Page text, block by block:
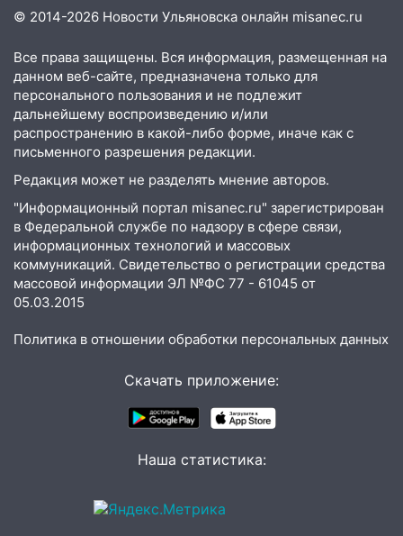
04:47 В Ульяновской области объявили
07.08.2026
20:40 Ульяновские аграрии смогут
купить тракторы с отсрочкой платежа
до декабря
состоялось торжественное
мероприятие, приуроченное к
празднованию Дня сотрудника органов
следствия Российской Федерации
19:30
Ульяновцев приглашают
поддержать «Симбирскую чебурашку»
пилотным регионом проекта
«Культурное долголетие»
Прогноз погоды в Ульяновской
областной больницы поступили шесть
новых аппаратов ИВЛ
© 2014-2026 Новости Ульяновска онлайн misanec.ru
Все права защищены. Вся информация, размещенная на
данном веб-сайте, предназначена только для
персонального пользования и не подлежит
дальнейшему воспроизведению и/или
распространению в какой-либо форме, иначе как с
письменного разрешения редакции.
Редакция может не разделять мнение авторов.
"Информационный портал misanec.ru" зарегистрирован
в Федеральной службе по надзору в сфере связи,
информационных технологий и массовых
коммуникаций. Свидетельство о регистрации средства
массовой информации ЭЛ №ФС 77 - 61045 от
05.03.2015
Политика в отношении обработки персональных данных
Скачать приложение:
Наша статистика: